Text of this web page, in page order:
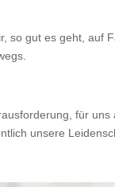
so gut es geht, auf
für
unsere